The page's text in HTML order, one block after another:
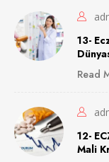
13-
Read
12-
Mali